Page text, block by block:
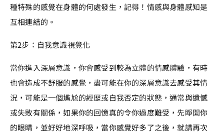
種特殊的感覺在身體的何處發生，記得！情感與身體感知是
互相連結的。
第2步：自我意識視覺化
當你進入深層意識，你會感受到較為立體的情感體驗，有時
也會造成不舒服的感覺，盡可能在你的深層意識去感受其情
況，可能是一個尷尬的經歷或自我否定的狀態，通常與遺憾
或失敗有關係，如果你的回憶真的令你過度難受，先睜開你
的眼睛，並好好地深呼吸，當你感覺好多了之後，就請再次